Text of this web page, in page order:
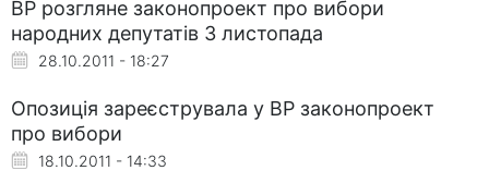
ВР розгляне законопроект про вибори
народних депутатів 3 листопада
28.10.2011 - 18:27
Опозиція зареєструвала у ВР законопроект
про вибори
18.10.2011 - 14:33